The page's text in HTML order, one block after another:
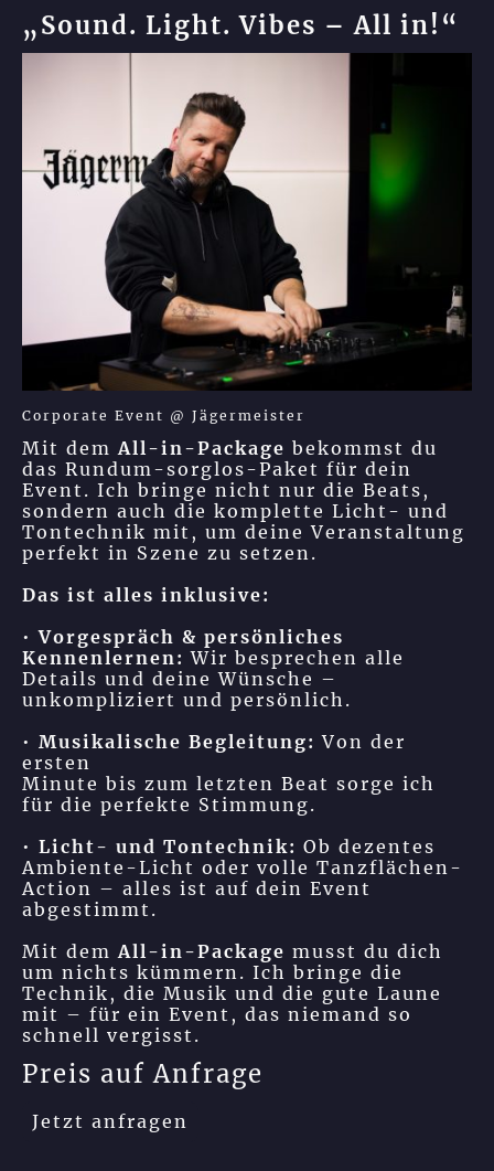
„Sound. Light. Vibes – All in!“
Corporate Event @ Jägermeister
Mit dem All-in-Package bekommst du
das Rundum-sorglos-Paket für dein
Event. Ich bringe nicht nur die Beats,
sondern auch die komplette Licht- und
Tontechnik mit, um deine Veranstaltung
perfekt in Szene zu setzen.
Das ist alles inklusive:
•Vorgespräch & persönliches
Kennenlernen: Wir besprechen alle
Details und deine Wünsche –
unkompliziert und persönlich.
• Musikalische Begleitung: Von der
ersten
Minute bis zum letzten Beat sorge ich
für die perfekte Stimmung.
• Licht- und Tontechnik: Ob dezentes
Ambiente-Licht oder volle Tanzflächen-
Action – alles ist auf dein Event
abgestimmt.
Mit dem All-in-Package musst du dich
um nichts kümmern. Ich bringe die
Technik, die Musik und die gute Laune
mit – für ein Event, das niemand so
schnell vergisst.
Preis auf Anfrage
Jetzt anfragen